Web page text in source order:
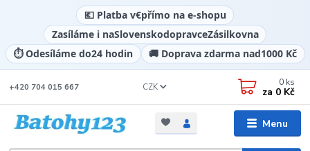
💶 Platba v€přímo na e-shopu
Zasíláme i naSlovenskodopravceZásilkovna
⏱️ Odesíláme do24 hodin 🚚 Doprava zdarma nad1000 Kč
Menu
CZK
+420 704 015 667 0 ks
za 0 Kč